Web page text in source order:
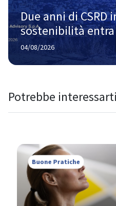
Due anni di CSRD
sostenibilità
ma la strada
è ancora lunga
04/08/2026
Potrebbe interessarti
Buone Pratiche